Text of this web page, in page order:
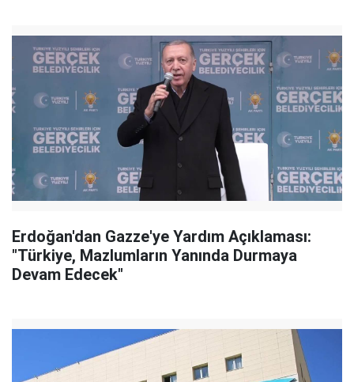
Erdoğan'dan Gazze'ye Yardım Açıklaması:
"Türkiye, Mazlumların Yanında Durmaya
Devam Edecek"